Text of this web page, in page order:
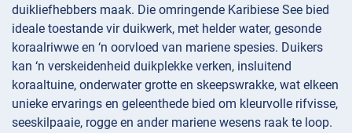
duikliefhebbers maak. Die omringende Karibiese See bied
ideale toestande vir duikwerk, met helder water, gesonde
koraalriwwe en ‘n oorvloed van mariene spesies. Duikers
kan ‘n verskeidenheid duikplekke verken, insluitend
koraaltuine, onderwater grotte en skeepswrakke, wat elkeen
unieke ervarings en geleenthede bied om kleurvolle rifvisse,
seeskilpaaie, rogge en ander mariene wesens raak te loop.